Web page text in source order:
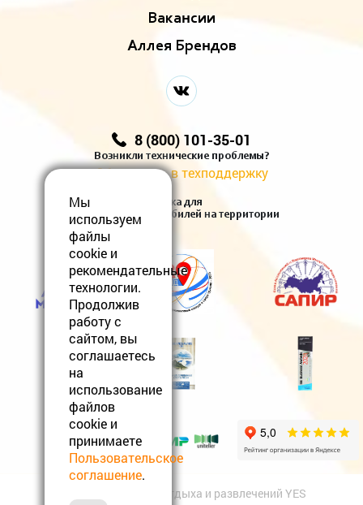
Вакансии
Аллея Брендов
8 (800) 101-35-01
Возникли технические проблемы?
Обратитесь в техподдержку
Есть зарядка для
электромобилей на территории
© 2012-2026 Центр отдыха и развлечений YES
Мы
используем
файлы
cookie и
рекомендательные
технологии.
Продолжив
работу с
сайтом, вы
соглашаетесь
на
использование
файлов
cookie и
принимаете
Пользовательское
соглашение.